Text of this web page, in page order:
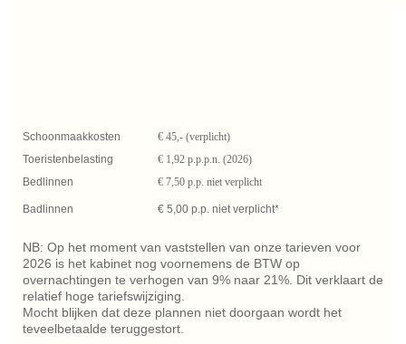
Schoonmaakkosten
€ 45,- (verplicht)
Toeristenbelasting
€ 1,92 p.p.p.n. (2026)
Bedlinnen
Badlinnen
€ 7,50 p.p. niet verplicht
€ 5,00 p.p. niet verplicht*
NB: Op het moment van vaststellen van onze tarieven voor
2026 is het kabinet nog voornemens de BTW op
overnachtingen te verhogen van 9% naar 21%. Dit verklaart de
relatief hoge tariefswijziging.
Mocht blijken dat deze plannen niet doorgaan wordt het
teveelbetaalde teruggestort.